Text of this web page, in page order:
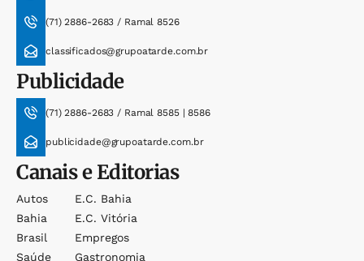
(71) 2886-2683 / Ramal 8526
classificados@grupoatarde.com.br
Publicidade
(71) 2886-2683 / Ramal 8585 | 8586
publicidade@grupoatarde.com.br
Canais e Editorias
Autos
Bahia
Brasil
Saúde
E.c. Bahia
E.c. Vitória
Empregos
Gastronomia